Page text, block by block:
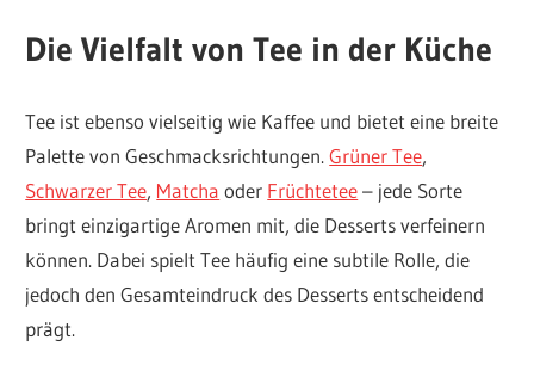
Die Vielfalt von Tee in der Küche
Tee ist ebenso vielseitig wie Kaffee und bietet eine breite
Palette von Geschmacksrichtungen.Grüner Tee,
Schwarzer Tee, Matcha oder Früchtetee– jede Sorte
bringt einzigartige Aromen mit, die Desserts verfeinern
können. Dabei spielt Tee häufig eine subtile Rolle, die
jedoch den Gesamteindruck des Desserts entscheidend
prägt.